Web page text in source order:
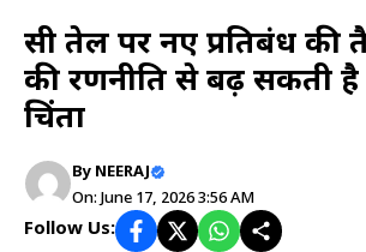
रूसी तेल पर नए प्रतिबंध की
की रणनीति से बढ़ सकती है
चिंता
By NEERAJ
On: June 17, 2026 3:56 AM
Follow Us: